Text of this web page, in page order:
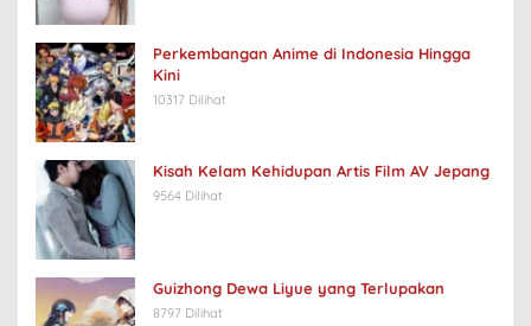
Perkembangan Anime di Indonesia Hingga
Kini
10317 Dilihat
Kisah Kelam Kehidupan Artis Film AV Jepang
9564 Dilihat
Guizhong Dewa Liyue yang Terlupakan
8797 Dilihat